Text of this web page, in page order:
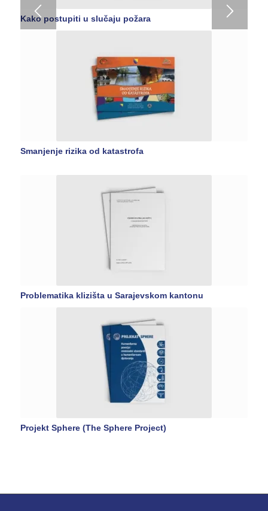
Kako postupiti u slučaju požara
Smanjenje rizika od katastrofa
Problematika klizišta u Sarajevskom kantonu
Projekt Sphere (The Sphere Project)